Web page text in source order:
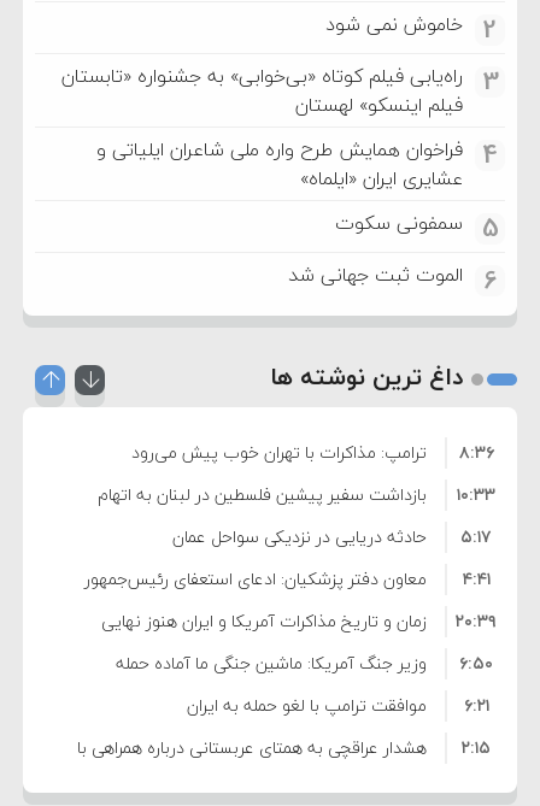
2 خاموش نمی شود
3
راه‌یابی فیلم کوتاه «بی‌خوابی» به جشنواره «تابستان
فیلم اینسکو» لهستان
4
فراخوان همایش طرح واره ملی شاعران ایلیاتی و
عشایری ایران «ایلماه»
5 سمفونی سکوت
6 الموت ثبت جهانی شد
داغ ترین نوشته ها
ترامپ: مذاکرات با تهران خوب پیش می‌رود
۸:۳۶
بازداشت سفیر پیشین فلسطین در لبنان به اتهام
فساد و اختلاس اموال
۱۰:۳۳
حادثه دریایی در نزدیکی سواحل عمان
۵:۱۷
معاون دفتر پزشکیان: ادعای استعفای رئیس‌جمهور
واهی و کذب محض است
۴:۴۱
زمان و تاریخ مذاکرات آمریکا و ایران هنوز نهایی
نشده است
۲۰:۳۹
وزیر جنگ آمریکا: ماشین جنگی ما آماده حمله
نظامی علیه ایران است
۶:۵۰
موافقت ترامپ با لغو حمله به ایران
۶:۲۱
هشدار عراقچی به همتای عربستانی درباره همراهی با
آمریکا
۲:۱۵
مقام ارشد امنیتی: برنامه گسترده‌ای برای پاسخ به
۷:۱۰